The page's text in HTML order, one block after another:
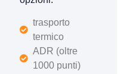
trasporto
termico
ADR (oltre
1000 punti)